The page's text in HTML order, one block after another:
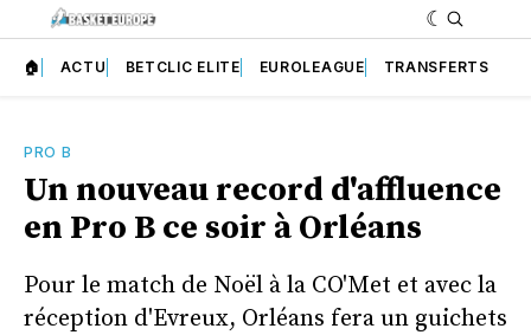
🏠 ACTU BETCLIC ELITE EUROLEAGUE TRANSFERTS
PRO B
Un nouveau record d'affluence
en Pro B ce soir à Orléans
Pour le match de Noël à la CO'Met et avec la
réception d'Evreux, Orléans fera un guichets